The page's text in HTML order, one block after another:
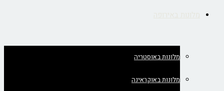
מלונות באוסטריה
מלונות באוקראינה